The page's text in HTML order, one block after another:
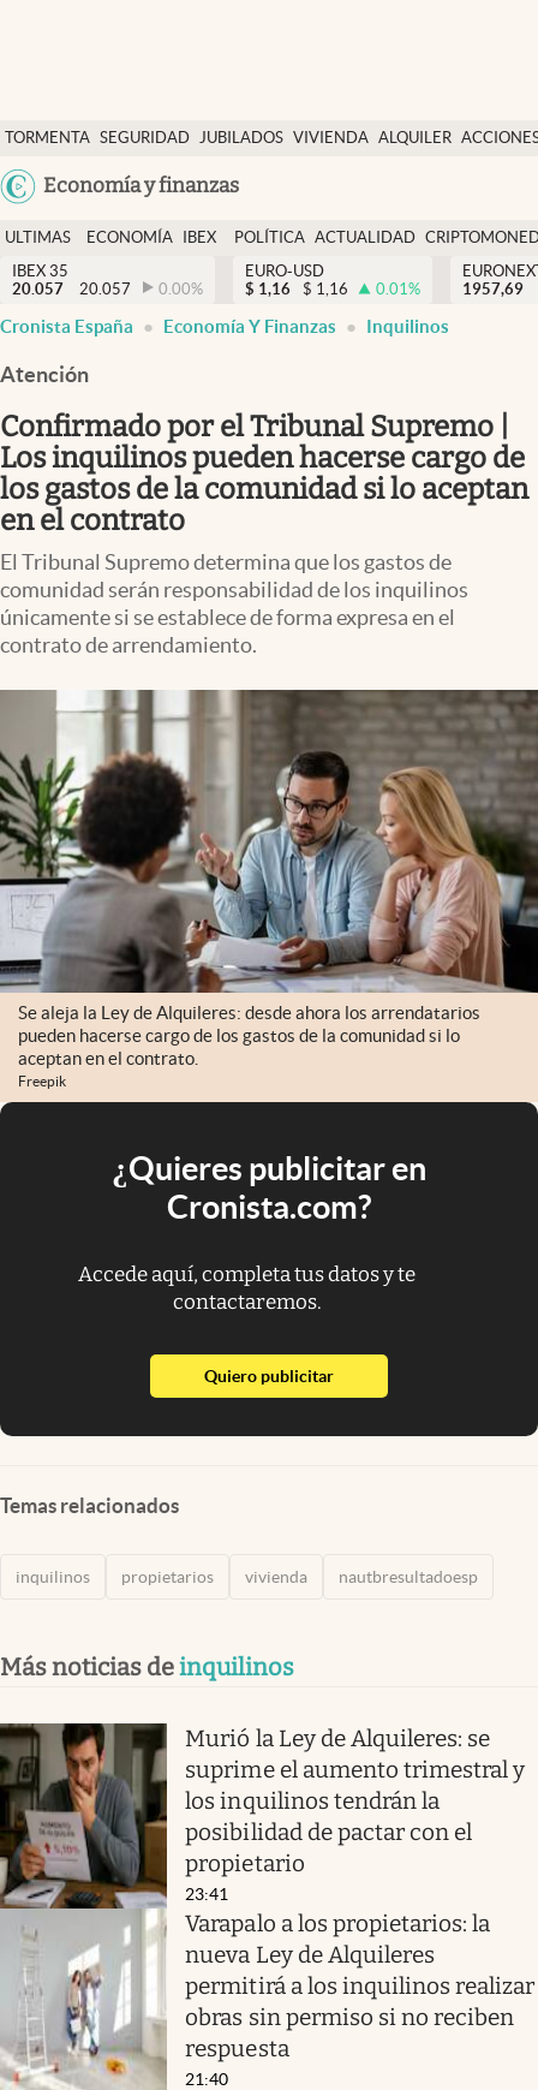
TORMENTA SEGURIDAD JUBILADOS VIVIENDA ALQUILER
USA
Colombia
Economía y finanzas
Economía y finanzas
Política
Actualidad
Criptomonedas
España
ULTIMAS
NOTICIAS
ECONOMÍA
FINANZAS
IBEX
EURO
POLÍTICA ACTUALIDAD
IBEX 35
20.057
20.057 0.00%
EURO-USD
$ 1,16 $ 1,16 0.01%
1957,69
Cronista España Economía Y Finanzas Inquilinos
Atención
Confirmado por el Tribunal Supremo |
Los inquilinos pueden hacerse cargo de
los gastos de la comunidad si lo aceptan
en el contrato
El Tribunal Supremo determina que los gastos de
comunidad serán responsabilidad de los inquilinos
únicamente si se establece de forma expresa en el
contrato de arrendamiento.
Se aleja la Ley de Alquileres: desde ahora los arrendatarios
pueden hacerse cargo de los gastos de la comunidad si lo
aceptan en el contrato.
Freepik
¿Quieres publicitar en
Cronista.com?
Accede aquí, completa tus datos y te
contactaremos.
Quiero publicitarabre en nueva pestaña
Temas relacionados
inquilinos propietarios vivienda nautbresultadoesp
Más noticias deinquilinos
Murió la Ley de Alquileres: se
suprime el aumento trimestral y
los inquilinos tendrán la
posibilidad de pactar con el
propietario
23:41
Varapalo a los propietarios: la
nueva Ley de Alquileres
permitirá a los inquilinos realizar
obras sin permiso si no reciben
respuesta
21:40